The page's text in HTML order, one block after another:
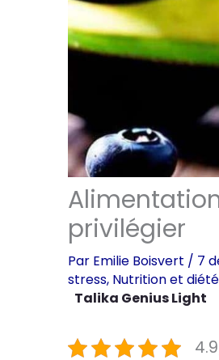
privilégier
Par Emilie Boisvert / 7
stress, Nutrition et
Talika Genius Light